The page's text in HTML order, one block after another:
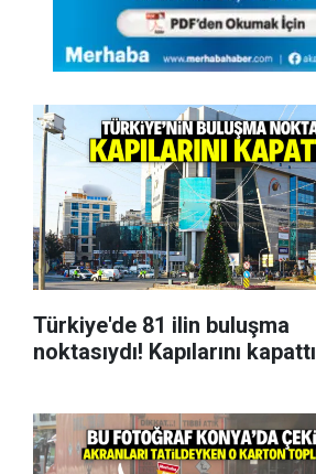
Türkiye'de 81 ilin buluşma
noktasıydı! Kapılarını kapattı